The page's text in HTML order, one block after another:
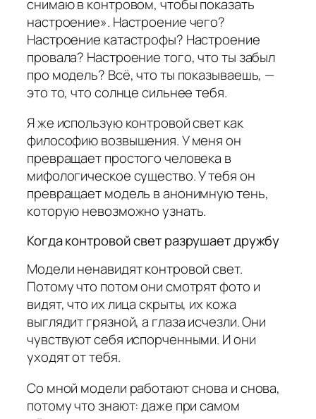
снимаю в контровом, чтобы показать
настроение». Настроение чего?
Настроение катастрофы? Настроение
провала? Настроение того, что ты забыл
про модель? Всё, что ты показываешь, —
это то, что солнце сильнее тебя.
Я же использую контровой свет как
философию возвышения. У меня он
превращает простого человека в
мифологическое существо. У тебя он
превращает модель в анонимную тень,
которую невозможно узнать.
Когда контровой свет разрушает дружбу
Модели ненавидят контровой свет.
Потому что потом они смотрят фото и
видят, что их лица скрыты, их кожа
выглядит грязной, а глаза исчезли. Они
чувствуют себя испорченными. И они
уходят от тебя.
Со мной модели работают снова и снова,
потому что знают: даже при самом